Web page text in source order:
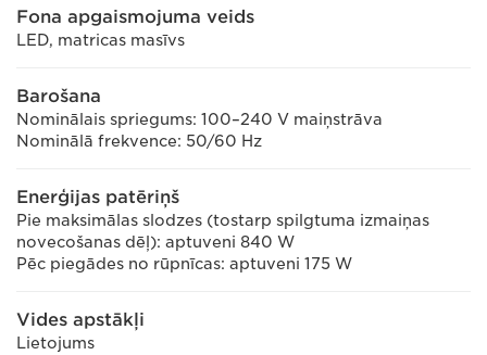
Fona apgaismojuma veids
LED, matricas masīvs
Barošana
Nominālais spriegums: 100–240 V maiņstrāva
Nominālā frekvence: 50/60 Hz
Enerģijas patēriņš
Pie maksimālas slodzes (tostarp spilgtuma izmaiņas
novecošanas dēļ): aptuveni 840 W
Pēc piegādes no rūpnīcas: aptuveni 175 W
Vides apstākļi
Lietojums